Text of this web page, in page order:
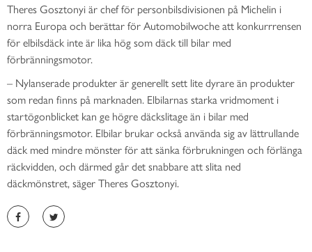
Theres Gosztonyi är chef för personbilsdivisionen på Michelin i
norra Europa och berättar för Automobilwoche att konkurrrensen
för elbilsdäck inte är lika hög som däck till bilar med
förbränningsmotor.
– Nylanserade produkter är generellt sett lite dyrare än produkter
som redan finns på marknaden. Elbilarnas starka vridmoment i
startögonblicket kan ge högre däckslitage än i bilar med
förbränningsmotor. Elbilar brukar också använda sig av lättrullande
däck med mindre mönster för att sänka förbrukningen och förlänga
räckvidden, och därmed går det snabbare att slita ned
däckmönstret, säger Theres Gosztonyi.